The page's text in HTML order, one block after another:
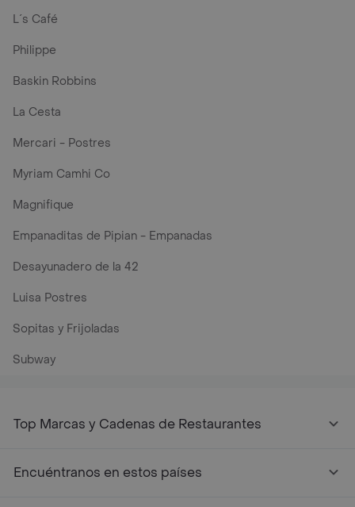
L´s Café
Philippe
Baskin Robbins
La Cesta
Mercari - Postres
Myriam Camhi Co
Magnifique
Empanaditas de Pipian - Empanadas
Desayunadero de la 42
Luisa Postres
Sopitas y Frijoladas
Subway
Top Marcas y Cadenas de Restaurantes
Encuéntranos en estos países